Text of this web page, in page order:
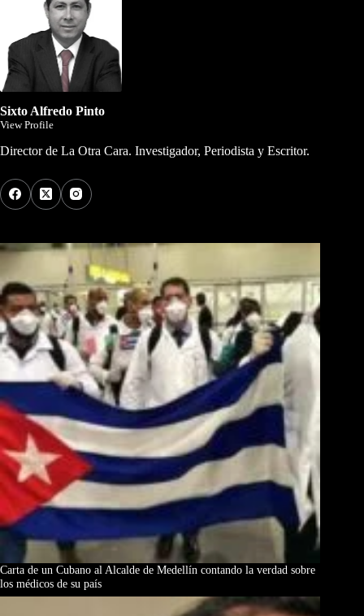
Sixto Alfredo Pinto
View Profile
Director de La Otra Cara. Investigador, Periodista y Escritor.
Carta de un Cubano al Alcalde de Medellín contando la verdad sobre
los médicos de su país